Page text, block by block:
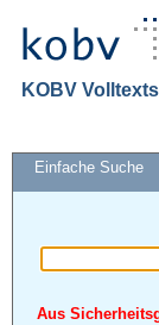
KOBV
Einfache Suche
Aus